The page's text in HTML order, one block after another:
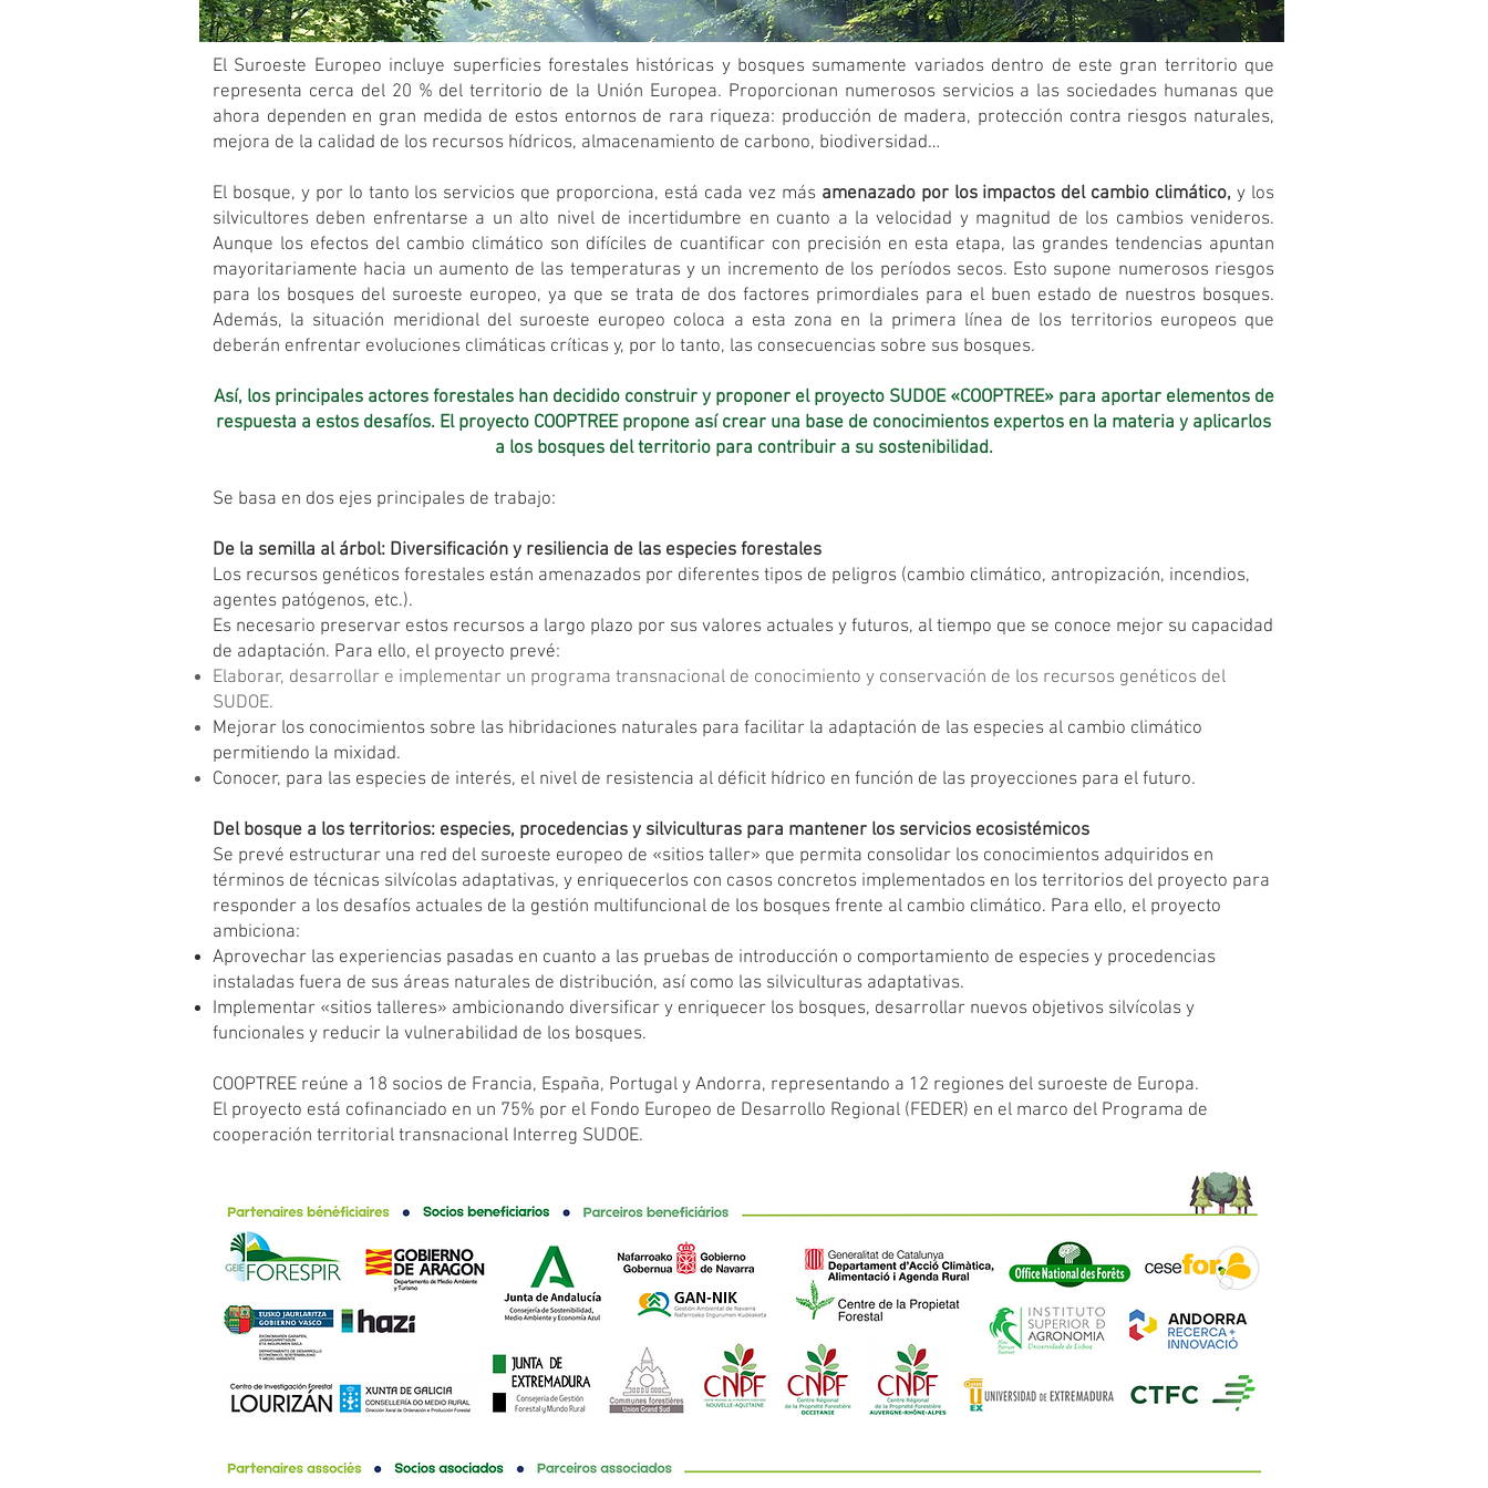
El Suroeste Europeo incluye superficies forestales históricas y bosques sumamente variados dentro de este gran territorio que
representa cerca del 20 % del territorio de la Unión Europea. Proporcionan numerosos servicios a las sociedades humanas que
ahora dependen en gran medida de estos entornos de rara riqueza: producción de madera, protección contra riesgos naturales,
mejora de la calidad de los recursos hídricos, almacenamiento de carbono, biodiversidad…
El bosque, y por lo tanto los servicios que proporciona, está cada vez más amenazado por los impactos del cambio climático, y los
silvicultores deben enfrentarse a un alto nivel de incertidumbre en cuanto a la velocidad y magnitud de los cambios venideros.
Aunque los efectos del cambio climático son difíciles de cuantificar con precisión en esta etapa, las grandes tendencias apuntan
mayoritariamente hacia un aumento de las temperaturas y un incremento de los períodos secos. Esto supone numerosos riesgos
para los bosques del suroeste europeo, ya que se trata de dos factores primordiales para el buen estado de nuestros bosques.
Además, la situación meridional del suroeste europeo coloca a esta zona en la primera línea de los territorios europeos que
deberán enfrentar evoluciones climáticas críticas y, por lo tanto, las consecuencias sobre sus bosques.
Así, los principales actores forestales han decidido construir y proponer el proyecto SUDOE «COOPTREE» para aportar elementos de
respuesta a estos desafíos. El proyecto COOPTREE propone así crear una base de conocimientos expertos en la materia y aplicarlos
a los bosques del territorio para contribuir a su sostenibilidad.
Se basa en dos ejes principales de trabajo:
De la semilla al árbol: Diversificación y resiliencia de las especies forestales
Los recursos genéticos forestales están amenazados por diferentes tipos de peligros (cambio climático, antropización, incendios,
agentes patógenos, etc.).
Es necesario preservar estos recursos a largo plazo por sus valores actuales y futuros, al tiempo que se conoce mejor su capacidad
de adaptación. Para ello, el proyecto prevé:
Elaborar, desarrollar e implementar un programa transnacional de conocimiento y conservación de los recursos genéticos del
SUDOE.
Mejorar los conocimientos sobre las hibridaciones naturales para facilitar la adaptación de las especies al cambio climático
permitiendo la mixidad.
Conocer, para las especies de interés, el nivel de resistencia al déficit hídrico en función de las proyecciones para el futuro.
Del bosque a los territorios: especies, procedencias y silviculturas para mantener los servicios ecosistémicos
Se prevé estructurar una red del suroeste europeo de «sitios taller» que permita consolidar los conocimientos adquiridos en
términos de técnicas silvícolas adaptativas, y enriquecerlos con casos concretos implementados en los territorios del proyecto para
responder a los desafíos actuales de la gestión multifuncional de los bosques frente al cambio climático. Para ello, el proyecto
ambiciona:
Aprovechar las experiencias pasadas en cuanto a las pruebas de introducción o comportamiento de especies y procedencias
instaladas fuera de sus áreas naturales de distribución, así como las silviculturas adaptativas.
Implementar «sitios talleres» ambicionando diversificar y enriquecer los bosques, desarrollar nuevos objetivos silvícolas y
funcionales y reducir la vulnerabilidad de los bosques.
COOPTREE reúne a 18 socios de Francia, España, Portugal y Andorra, representando a 12 regiones del suroeste de Europa.
El proyecto está cofinanciado en un 75% por el Fondo Europeo de Desarrollo Regional (FEDER) en el marco del Programa de
cooperación territorial transnacional Interreg SUDOE.